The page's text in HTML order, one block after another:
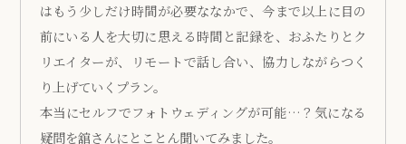
はもう少しだけ時間が必要ななかで、今まで以上に目の
前にいる人を大切に思える時間と記録を、おふたりとク
リエイターが、リモートで話し合い、協力しながらつく
り上げていくプラン。
本当にセルフでフォトウェディングが可能…？気になる
疑問を舘さんにとことん聞いてみました。